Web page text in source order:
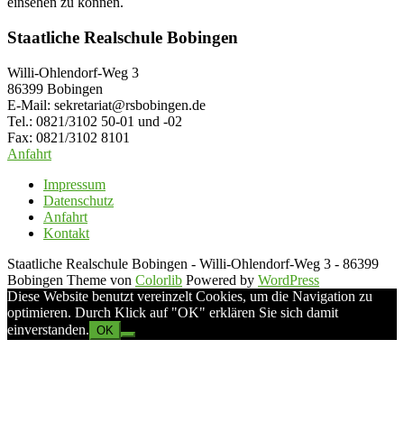
Staatliche Realschule Bobingen
Willi-Ohlendorf-Weg 3
86399 Bobingen
E-Mail: sekretariat@rsbobingen.de
Tel.: 0821/3102 50-01 und -02
Fax: 0821/3102 8101
Anfahrt
Impressum
Datenschutz
Anfahrt
Kontakt
Staatliche Realschule Bobingen - Willi-Ohlendorf-Weg 3 - 86399
Bobingen Theme von Colorlib Powered by WordPress
Diese Website benutzt vereinzelt Cookies, um die Navigation zu
optimieren. Durch Klick auf "OK" erklären Sie sich damit
einverstanden. OK